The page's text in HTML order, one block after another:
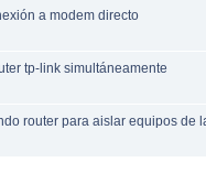
a modem directo
tp-link simultáneamente
router para aislar equipos de